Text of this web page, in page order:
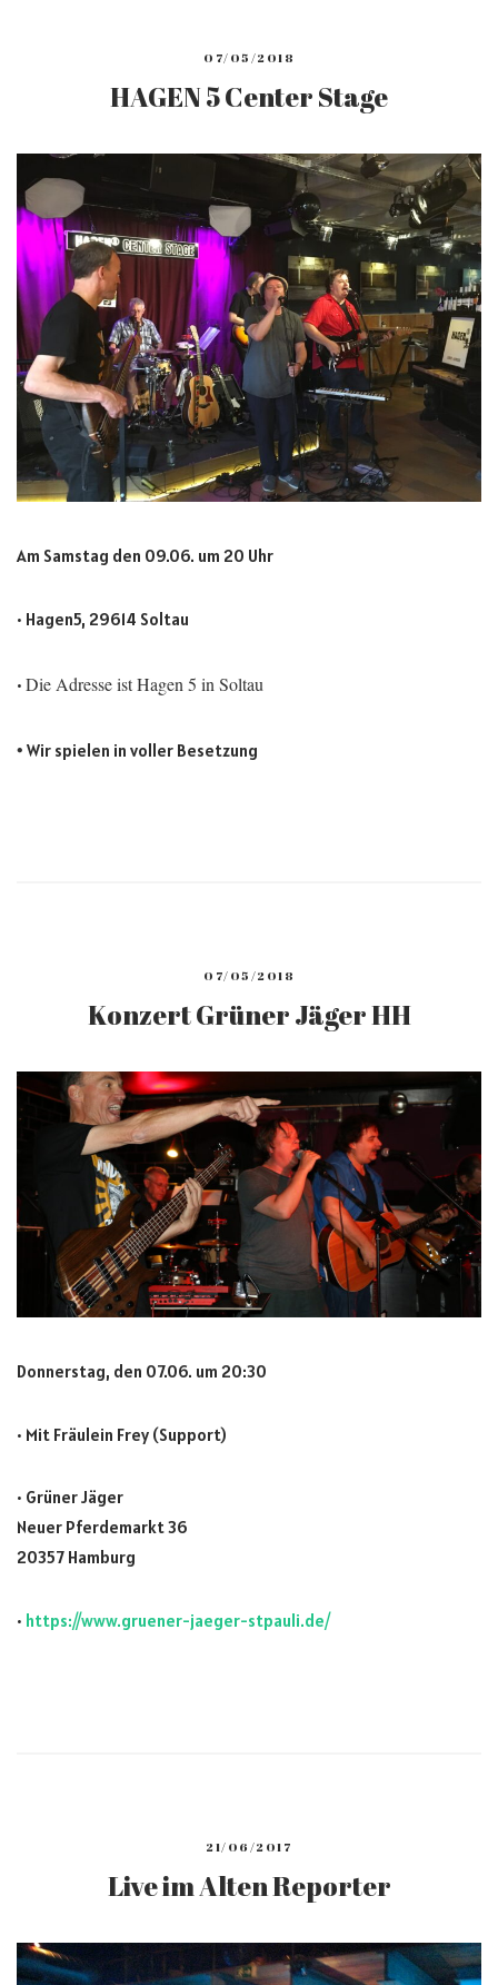
07/05/2018
HAGEN 5 Center Stage
Am Samstag den 09.06. um 20 Uhr
• Hagen5, 29614 Soltau
• Die Adresse ist Hagen 5 in Soltau
• Wir spielen in voller Besetzung
07/05/2018
Konzert Grüner Jäger HH
Donnerstag, den 07.06. um 20:30
• Mit Fräulein Frey (Support)
• Grüner Jäger
Neuer Pferdemarkt 36
20357 Hamburg
• https://www.gruener-jaeger-stpauli.de/
21/06/2017
Live im Alten Reporter